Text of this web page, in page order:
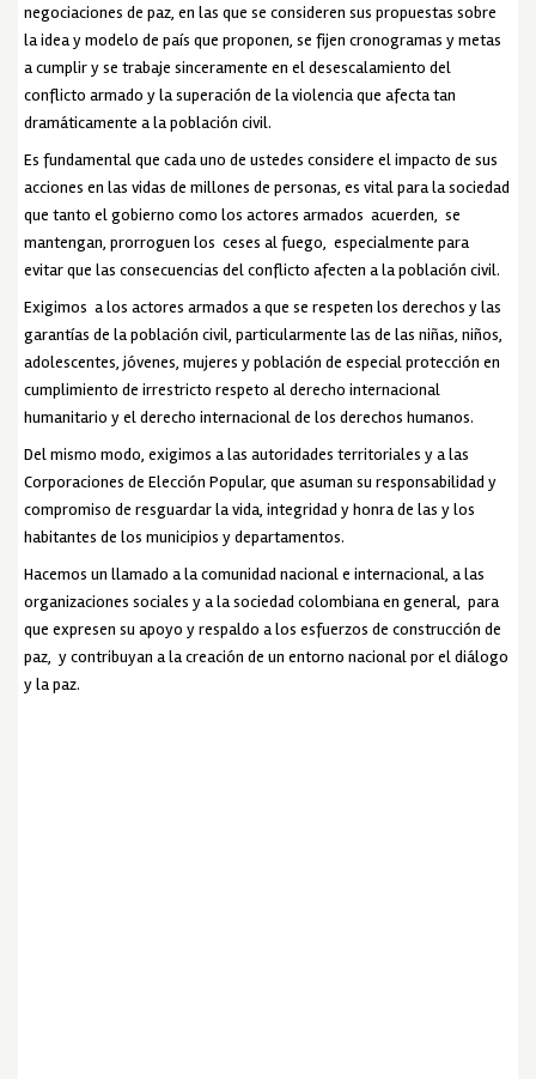
negociaciones de paz, en las que se consideren sus propuestas sobre
la idea y modelo de país que proponen, se fijen cronogramas y metas
a cumplir y se trabaje sinceramente en el desescalamiento del
conflicto armado y la superación de la violencia que afecta tan
dramáticamente a la población civil.
Es fundamental que cada uno de ustedes considere el impacto de sus
acciones en las vidas de millones de personas, es vital para la sociedad
que tanto el gobierno como los actores armados acuerden, se
mantengan, prorroguen los ceses al fuego, especialmente para
evitar que las consecuencias del conflicto afecten a la población civil.
Exigimos a los actores armados a que se respeten los derechos y las
garantías de la población civil, particularmente las de las niñas, niños,
adolescentes, jóvenes, mujeres y población de especial protección en
cumplimiento de irrestricto respeto al derecho internacional
humanitario y el derecho internacional de los derechos humanos.
Del mismo modo, exigimos a las autoridades territoriales y a las
Corporaciones de Elección Popular, que asuman su responsabilidad y
compromiso de resguardar la vida, integridad y honra de las y los
habitantes de los municipios y departamentos.
Hacemos un llamado a la comunidad nacional e internacional, a las
organizaciones sociales y a la sociedad colombiana en general, para
que expresen su apoyo y respaldo a los esfuerzos de construcción de
paz, y contribuyan a la creación de un entorno nacional por el diálogo
y la paz.